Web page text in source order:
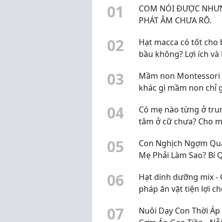
01
COM NÓI ĐƯỢC
PHÁT ÂM CHƯA RÕ.
02
Hạt macca có tốt cho
bầu không? Lợi ích và
03
Mầm non Montessori
khác gì mầm non chỉ
04
Có mẹ nào từng ở
tâm ở cữ chưa? Cho
05
Con Nghịch Ngợm
Mẹ Phải Làm Sao? Bí
Không Cần La Hét
06
Hạt dinh dưỡng mix -
pháp ăn vặt tiện lợi
07
Nuôi Dạy Con Thời Áp